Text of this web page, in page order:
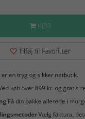
KØB
Tilføj til Favoritter
er en tryg og sikker netbutik.
køb over 899 kr. og gratis
Få din pakke allerede i
Vælg faktura,